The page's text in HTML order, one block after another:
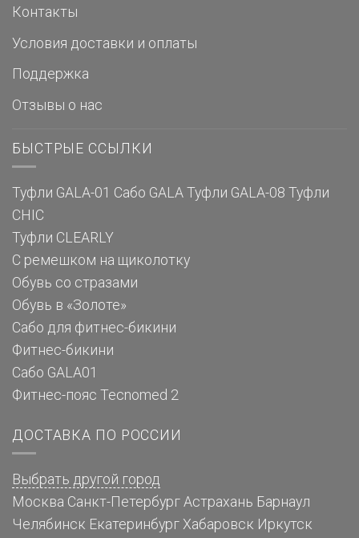
Контакты
Условия доставки и оплаты
Поддержка
Отзывы о нас
БЫСТРЫЕ ССЫЛКИ
Туфли GALA-01 Сабо GALA Туфли GALA-08 Туфли
CHIC
Туфли CLEARLY
С ремешком на щиколотку
Обувь со стразами
Обувь в «Золоте»
Сабо для фитнес-бикини
Фитнес-бикини
Сабо GALA01
Фитнес-пояс Tecnomed 2
ДОСТАВКА ПО РОССИИ
Выбрать другой город
Москва Санкт-Петербург Астрахань Барнаул
Челябинск Екатеринбург Хабаровск Иркутск